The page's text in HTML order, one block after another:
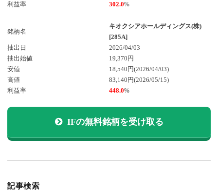
利益率
302.0%
銘柄名
キオクシアホールディングス(株)
[285A]
抽出日
2026/04/03
抽出始値
19,370円
安値
18,540円(2026/04/03)
高値
83,140円(2026/05/15)
利益率
448.0%
IFの無料銘柄を受け取る
記事検索